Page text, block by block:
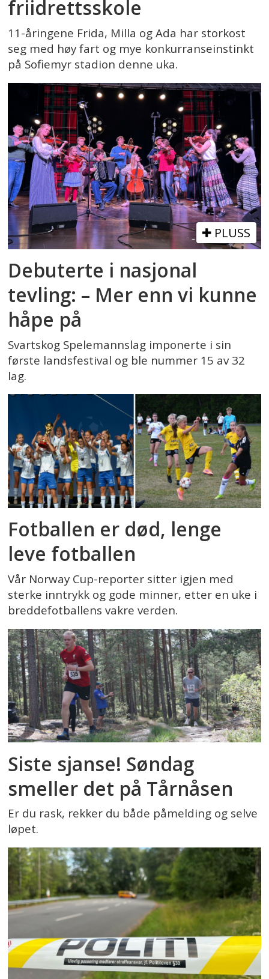
friidrettsskole
11-åringene Frida, Milla og Ada har storkost
seg med høy fart og mye konkurranseinstinkt
på Sofiemyr stadion denne uka.
PLUSS
Debuterte i nasjonal
tevling: – Mer enn vi kunne
håpe på
Svartskog Spelemannslag imponerte i sin
første landsfestival og ble nummer 15 av 32
lag.
Fotballen er død, lenge
leve fotballen
Vår Norway Cup-reporter sitter igjen med
sterke inntrykk og gode minner, etter en uke i
breddefotballens vakre verden.
Siste sjanse! Søndag
smeller det på Tårnåsen
Er du rask, rekker du både påmelding og selve
løpet.